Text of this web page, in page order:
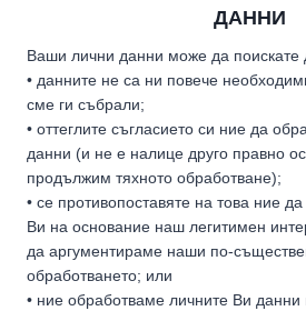
ДАННИ
Ваши лични данни може да поискате
• данните не са ни повече
сме ги събрали;
• оттеглите съгласието си ние да
данни (и не е налице друго правно
продължим тяхното обработване);
• се противопоставяте на това ние
Ви на основание наш легитимен
да аргументираме наши по-
обработването; или
• ние обработваме личните Ви